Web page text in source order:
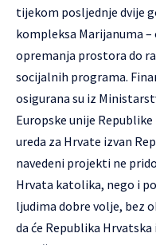
tijekom posljednje dvije
kompleksa Marijanuma
opremanja prostora do
socijalnih programa.
osigurana su iz
Europske unije
ureda za Hrvate izvan
navedeni projekti ne
Hrvata katolika, nego i
ljudima dobre volje, bez
da će Republika